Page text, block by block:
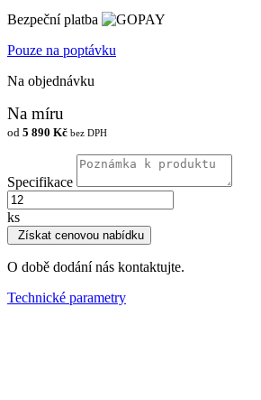
Bezpeční platba
Pouze na poptávku
Na objednávku
Na míru
od 5 890 Kč bez DPH
Specifikace
ks
Získat cenovou nabídku
O době dodání nás kontaktujte.
Technické parametry